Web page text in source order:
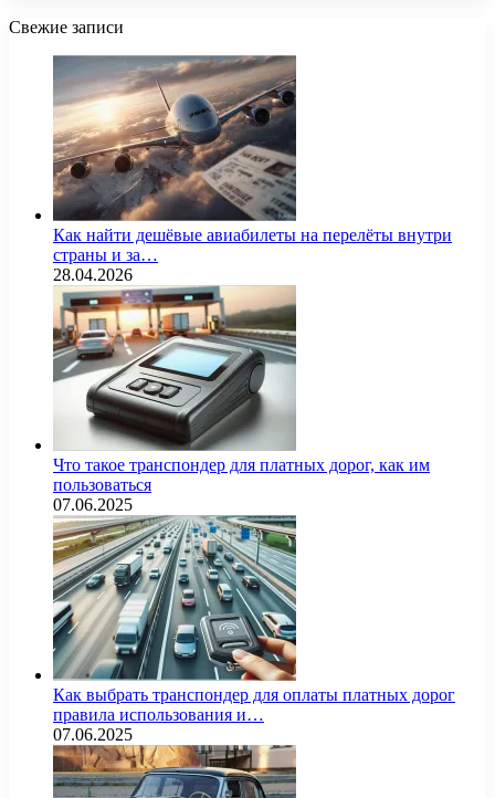
Свежие записи
Как найти дешёвые авиабилеты на перелёты внутри
страны и за…
28.04.2026
Что такое транспондер для платных дорог, как им
пользоваться
07.06.2025
Как выбрать транспондер для оплаты платных дорог
правила использования и…
07.06.2025